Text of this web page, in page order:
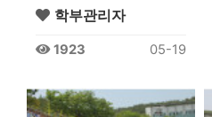
학부관리자
1923 05-19